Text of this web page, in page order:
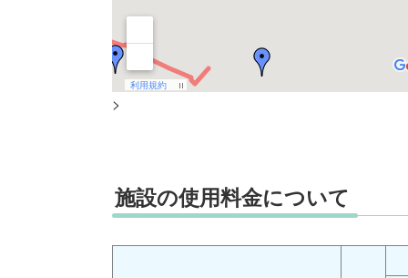
>
施設の使用料金について